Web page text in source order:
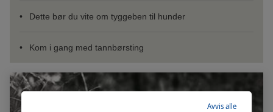
Dette bør du vite om tyggeben til hunder
Kom i gang med tannbørsting
Avvis alle